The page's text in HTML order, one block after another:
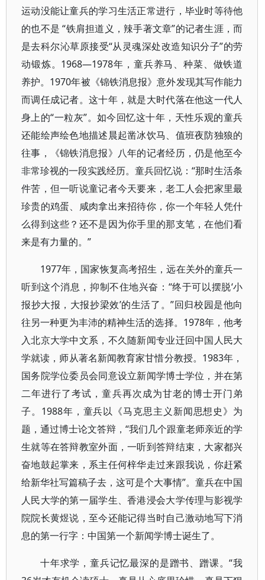
运动没能让童兵的学习生活正常进行，毕业时等待他
的也不是 “铁肩担道义，辣手著文章”的记者生涯，而
是去科尔沁草原接受“从灵魂深处改造知识分子”的劳
动锻炼。1968—1978年，童兵养马、种菜、做铁道
养护。1970年被《锦铁消息报》意外发现其写作能力
而调任成记者。这十年，就是大时代落在他这一代人
身上的“一粒灰”。如今回忆这十年，天性乐观的童兵
还能绘声绘色地描述晨起凿冰饮马、值班夜防独狼的
往事，《锦铁消息报》八年的记者经历，仍是他至今
非常珍视的一段实践经历。童兵回忆说：“那时生活条
件苦，但一听说童记者今天要来，老工人会把家里最
珍贵的鸡蛋、咸肉拿出来招待你，你一个年轻人凭什
么得到这些？还不是因为你手里的那支笔，在他们看
来是有力量的。”
1977年，国家恢复高考招生，远在关外的童兵一
听到这个消息，抑制不住地兴奋：“终于可以摆脱‘小
报抄大报，大报抄梁效’的生活了。”回归校园是他向
往另一种更为丰沛的精神生活的选择。1978年，他考
入北京大学中文系，不久随新闻专业迁回中国人民大
学就读，师从著名新闻教育家甘惜分教授。1983年，
国务院学位委员会同意设立新闻学博士学位，并在第
二年进行了考试，童兵再次成为甘老的博士开门弟
子。1988年，童兵以《马克思主义新闻思想史》为
题，通过博士论文答辩，“我们几个跟童老师亲近的学
生就等在答辩教室外面，一听到答辩结束，大家都兴
奋地鼓起掌来，系主任何梓华走过来跟我说，你赶紧
给新华社写篇稿子去，这可是个大事情”。童兵在中国
人民大学的第一届学生、香港浸会大学传理与影视学
院院长黄煜说，至今还能记得当时自己激动地写下消
息的第一行字：中国第一个新闻学博士诞生了。
十年求学，童兵记忆最深的是蹭书、蹭课。“我